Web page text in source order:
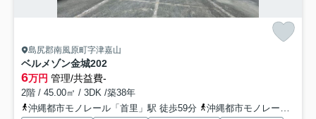
島尻郡南風原町字津嘉山
ベルメゾン金城202
6万円 管理/共益費-
2階 / 45.00㎡ / 3DK /築38年
沖縄都市モノレール「首里」駅 徒歩59分
沖縄都市モノレール「安里」駅 徒歩56分